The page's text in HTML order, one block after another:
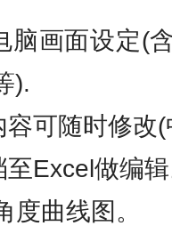
画面设定(
).
可随时修改(
Excel做编
曲线图。